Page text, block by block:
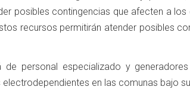
posibles contingencias que afecten a los
recursos permitirán atender posibles
de personal especializado y
en las comunas bajo